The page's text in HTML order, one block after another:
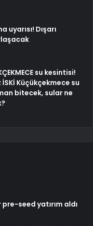
uyarısı! Dışarı
su kesintisi!
Küçükçekmece su
bitecek, sular ne
seed yatırım aldı